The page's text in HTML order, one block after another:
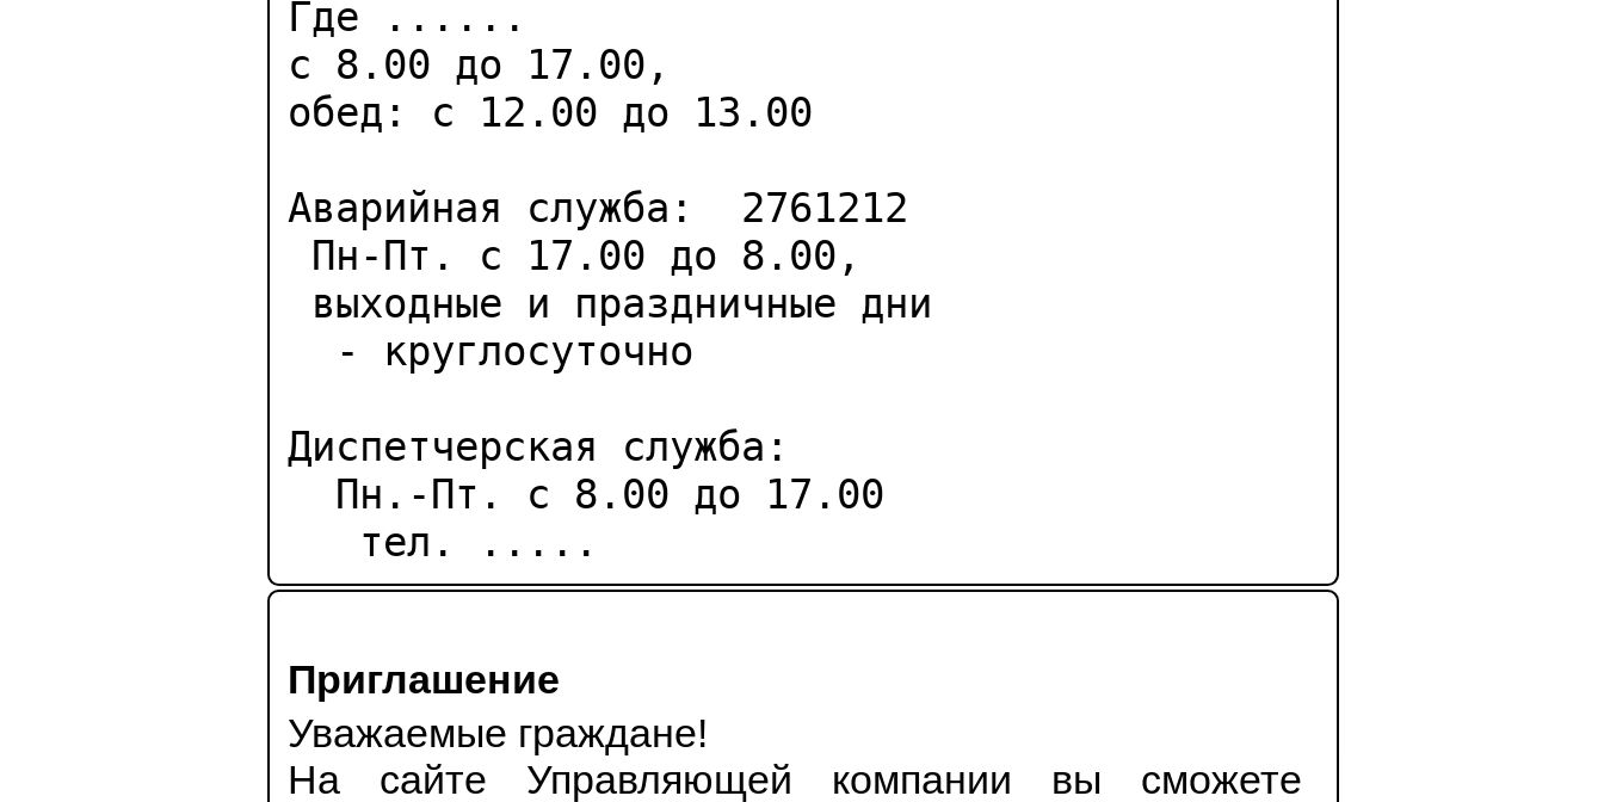
Прием граждан осуществляется :
Где ......
с 8.00 до 17.00,
Аварийная служба:  2761212
Пн-Пт. с 17.00 до 8.00,
  - круглосуточно
Диспетчерская служба:
  Пн.-Пт. с 8.00 до 17.00
Приглашение